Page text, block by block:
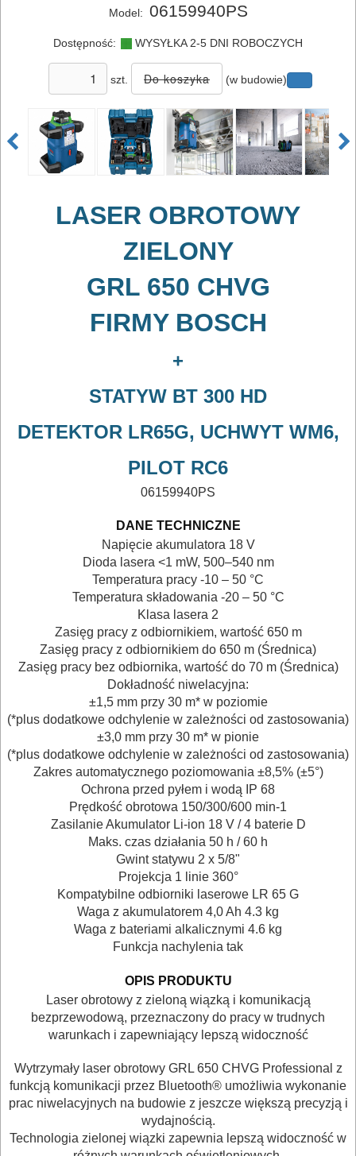
ELEKTRONARZĘDZIA
SIECIOWE
ELEKTRONARZĘDZIA
AKUMULATOROWE
OSPRZĘT
AKCESORIA
DO
ELEKTRONARZĘDZI
MAGAZYNOWANIE
I
TRANSPORTOWANIE
Model: 06159940PS
Dostępność: WYSYŁKA 2-5 DNI ROBOCZYCH
szt. (w budowie)
LASER OBROTOWY
ZIELONY
GRL 650 CHVG
FIRMY BOSCH
+
STATYW BT 300 HD
DETEKTOR LR65G, UCHWYT WM6,
PILOT RC6
06159940PS
DANE TECHNICZNE
Napięcie akumulatora 18 V
Dioda lasera <1 mW, 500–540 nm
Temperatura pracy -10 – 50 °C
Temperatura składowania -20 – 50 °C
Klasa lasera 2
Zasięg pracy z odbiornikiem, wartość 650 m
Zasięg pracy z odbiornikiem do 650 m (Średnica)
Zasięg pracy bez odbiornika, wartość do 70 m (Średnica)
Dokładność niwelacyjna:
±1,5 mm przy 30 m* w poziomie
(*plus dodatkowe odchylenie w zależności od zastosowania)
±3,0 mm przy 30 m* w pionie
(*plus dodatkowe odchylenie w zależności od zastosowania)
Zakres automatycznego poziomowania ±8,5% (±5°)
Ochrona przed pyłem i wodą
IP 68
Prędkość obrotowa 150/300/600 min-1
Zasilanie Akumulator Li-ion 18 V /4 baterie D
Maks. czas działania 50 h / 60 h
Gwint statywu 2 x 5/8"
Projekcja 1 linie 360°
Kompatybilne odbiorniki laserowe LR 65 G
Waga z akumulatorem 4,0 Ah 4.3 kg
Waga z bateriami alkalicznymi 4.6 kg
Funkcja nachylenia tak
OPIS PRODUKTU
Laser obrotowy z zieloną wiązką i komunikacją
bezprzewodową, przeznaczony do pracy w trudnych
warunkach i zapewniający lepszą widoczność
Wytrzymały laser obrotowy GRL 650 CHVG Professional z
funkcją komunikacji przez Bluetooth® umożliwia wykonanie
prac niwelacyjnych na budowie z jeszcze większą precyzją i
wydajnością.
Technologia zielonej wiązki zapewnia lepszą widoczność w